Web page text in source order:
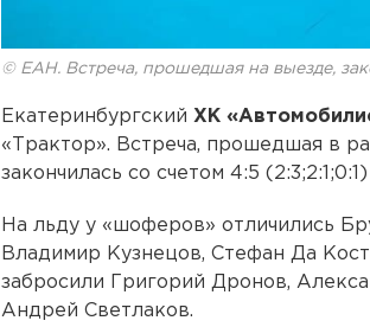
© ЕАН. Встреча, прошедшая на выезде,
Екатеринбургский ХК
«Трактор». Встреча, прошедшая в
закончилась со счетом 4:5
На льду у «шоферов» отличились
Владимир Кузнецов, Стефан Да
забросили Григорий Дронов,
Андрей Светлаков.